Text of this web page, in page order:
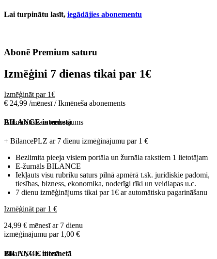
Lai turpinātu lasīt, iegādājies abonementu
Abonē Premium saturu
Izmēģini 7 dienas tikai par 1€
Izmēģināt par 1€
€ 24,99 /mēnesī / Ikmēneša abonements
Automātiskais maksājums
BILANCE internetā
+ BilancePLZ ar 7 dienu izmēģinājumu par 1 €
Bezlimita pieeja visiem portāla un žurnāla rakstiem 1 lietotājam
E-žurnāls BILANCE
Iekļauts visu rubriku saturs pilnā apmērā t.sk. juridiskie padomi,
tiesības, bizness, ekonomika, noderīgi rīki un veidlapas u.c.
7 dienu izmēģinājums tikai par 1€ ar automātisku pagarināšanu
Izmēģināt par 1 €
24,99 € mēnesī ar 7 dienu
izmēģinājumu par 1,00 €
Tikai 0,74 € dienā
BILANCE internetā